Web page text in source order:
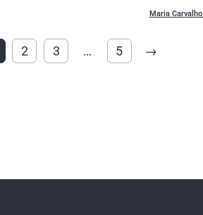
Maria Carvalho
2 3 … 5 →